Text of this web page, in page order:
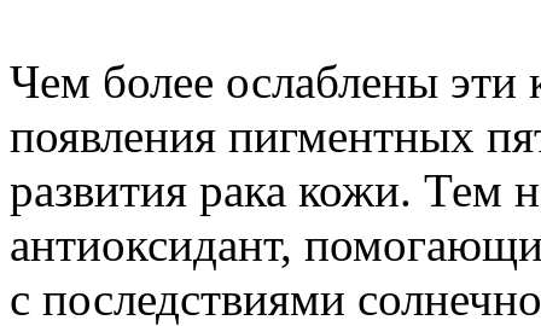
Чем более ослаблены
появления пигментных
развития рака кожи. Тем
антиоксидант,
с последствиями